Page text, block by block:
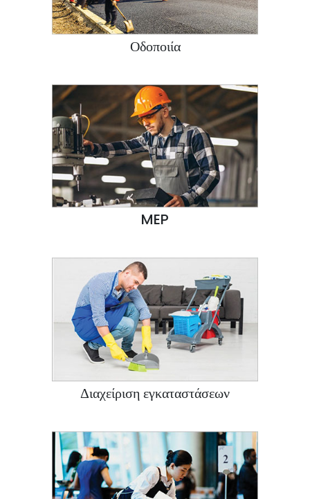
Οδοποιία
MEP
Διαχείριση εγκαταστάσεων